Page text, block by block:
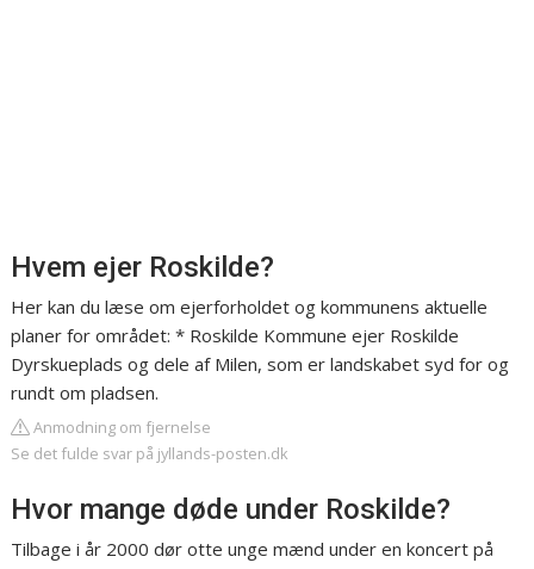
Hvem ejer Roskilde?
Her kan du læse om ejerforholdet og kommunens aktuelle
planer for området: * Roskilde Kommune ejer Roskilde
Dyrskueplads og dele af Milen, som er landskabet syd for og
rundt om pladsen.
Anmodning om fjernelse
Se det fulde svar på jyllands-posten.dk
Hvor mange døde under Roskilde?
Tilbage i år 2000 dør otte unge mænd under en koncert på